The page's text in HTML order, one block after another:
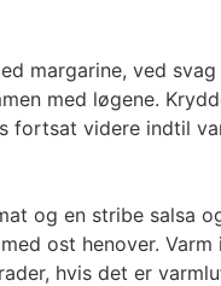
margarine, ved svag
med løgene.
fortsat videre indtil
og en stribe salsa
ost henover. Varm
hvis det er